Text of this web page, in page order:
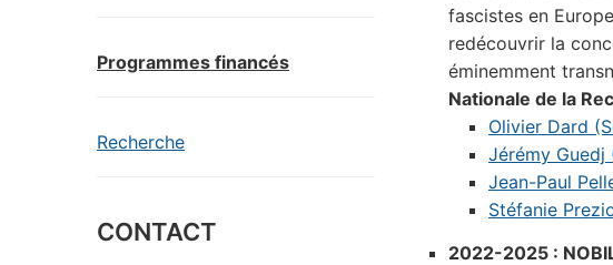
Programmes financés
Recherche
CONTACT
fascistes en
redécouvrir la
éminemment
Nationale de la
Olivier Dard
Jérémy Guedj
Jean-Paul
Stéfanie
2022-2025 :